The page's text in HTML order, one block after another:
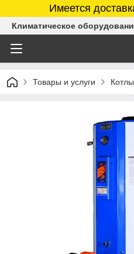
Имеется
Климатическое
Товары и услуги Котлы